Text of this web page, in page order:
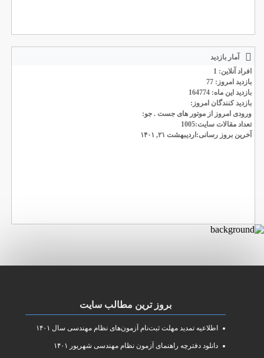
آمار بازدید
افراد آنلاین: 1
بازدید امروز: 77
بازدید این ماه: 164774
بازدید کنندگان امروز:
ورودی امروز از موتور های جست . جو:
تعداد مقالات سایت:1005
آخرین بروز رسانی:اردیبهشت ۲۱, ۱۴۰۱
بروز ترین مطالب سایت
اطلاعیه تمدید مهلت ثبت‌نام آزمون‌های نظام مهندسی سال ۱۴۰۱
دانلود دفترچه راهنمای آزمون نظام مهندسی شهریور ۱۴۰۱